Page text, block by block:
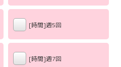
[時間]週5回
[時間]週7回